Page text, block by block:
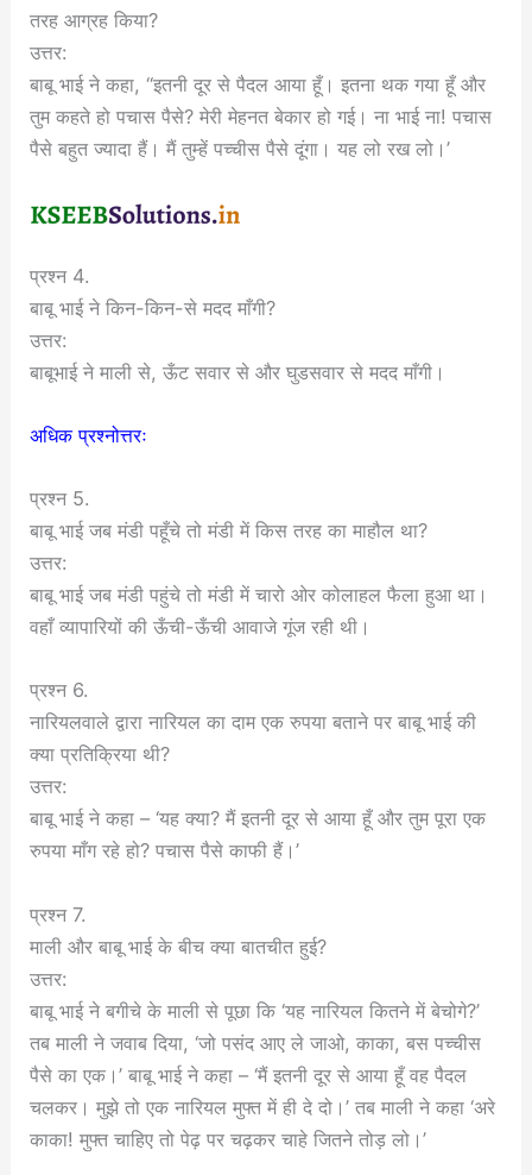
तरह आग्रह किया?
उत्तर:
बाबू भाई ने कहा, “इतनी दूर से पैदल आया हूँ। इतना थक गया हूँ और
तुम कहते हो पचास पैसे? मेरी मेहनत बेकार हो गई। ना भाई ना! पचास
पैसे बहुत ज्यादा हैं। मैं तुम्हें पच्चीस पैसे दूंगा। यह लो रख लो।’
प्रश्न 4.
बाबू भाई ने किन-किन-से मदद माँगी?
उत्तर:
बाबूभाई ने माली से, ऊँट सवार से और घुडसवार से मदद माँगी।
अधिक प्रश्नोत्तरः
प्रश्न 5.
बाबू भाई जब मंडी पहूँचे तो मंडी में किस तरह का माहौल था?
उत्तर:
बाबू भाई जब मंडी पहुंचे तो मंडी में चारो ओर कोलाहल फैला हुआ था।
वहाँ व्यापारियों की ऊँची-ऊँची आवाजे गूंज रही थी।
प्रश्न 6.
नारियलवाले द्वारा नारियल का दाम एक रुपया बताने पर बाबू भाई की
क्या प्रतिक्रिया थी?
उत्तर:
बाबू भाई ने कहा – ‘यह क्या? मैं इतनी दूर से आया हूँ और तुम पूरा एक
रुपया माँग रहे हो? पचास पैसे काफी हैं।’
प्रश्न 7.
माली और बाबू भाई के बीच क्या बातचीत हुई?
उत्तर:
बाबू भाई ने बगीचे के माली से पूछा कि ‘यह नारियल कितने में बेचोगे?’
तब माली ने जवाब दिया, ‘जो पसंद आए ले जाओ, काका, बस पच्चीस
पैसे का एक।’ बाबू भाई ने कहा – ‘मैं इतनी दूर से आया हूँ वह पैदल
चलकर। मुझे तो एक नारियल मुफ्त में ही दे दो।’ तब माली ने कहा ‘अरे
काका! मुफ्त चाहिए तो पेढ़ पर चढ़कर चाहे जितने तोड़ लो।’